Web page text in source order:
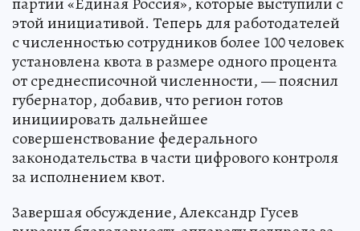
этой инициативой. Теперь для работодателей
с численностью сотрудников более 100 человек
установлена квота в размере одного процента
от среднесписочной численности, — пояснил
губернатор, добавив, что регион готов
инициировать дальнейшее
совершенствование федерального
законодательства в части цифрового контроля
за исполнением квот.
Завершая обсуждение, Александр Гусев